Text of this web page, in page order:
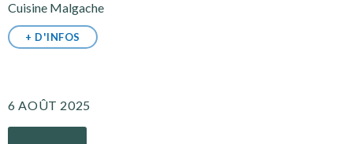
Cuisine Malgache
+ D'INFOS
6 AOÛT 2025